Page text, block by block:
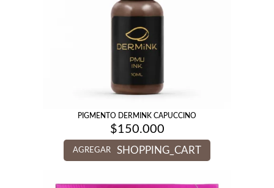
PIGMENTO DERMINK CAPUCCINO
$150.000
AGREGAR SHOPPING_CART